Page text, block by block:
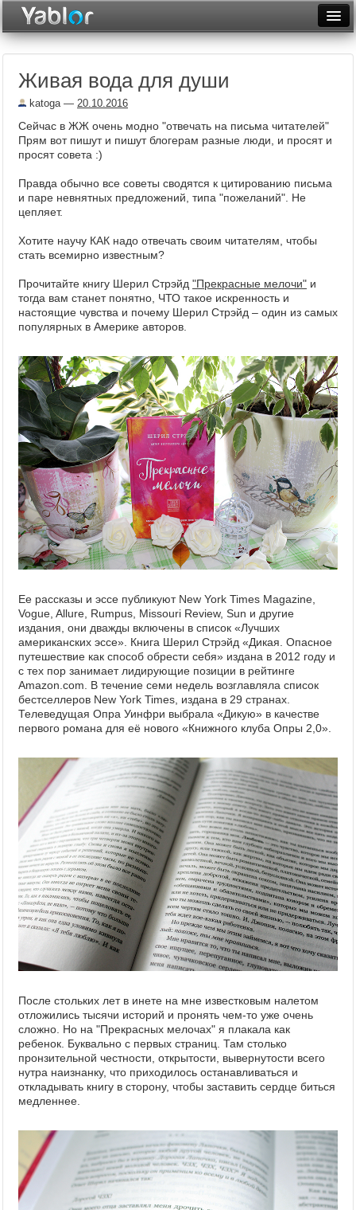
Неделя
Рейтинги
Фототоп
Видеотоп
Живая вода для души
katoga— 20.10.2016
Сейчас в ЖЖ очень модно "отвечать на письма читателей"
Прям вот пишут и пишут блогерам разные люди, и просят и
просят совета :)
Правда обычно все советы сводятся к цитированию письма
и паре невнятных предложений, типа "пожеланий". Не
цепляет.
Хотите научу КАК надо отвечать своим читателям, чтобы
стать всемирно известным?
Прочитайте книгу Шерил Стрэйд "Прекрасные мелочи" и
тогда вам станет понятно, ЧТО такое искренность и
настоящие чувства и почему Шерил Стрэйд – один из самых
популярных в Америке авторов.
Ее рассказы и эссе публикуют New York Times Magazine,
Vogue, Allure, Rumpus, Missouri Review, Sun и другие
издания, они дважды включены в список «Лучших
американских эссе». Книга Шерил Стрэйд «Дикая. Опасное
путешествие как способ обрести себя» издана в 2012 году и
с тех пор занимает лидирующие позиции в рейтинге
Amazon.com. В течение семи недель возглавляла список
бестселлеров New York Times, издана в 29 странах.
Телеведущая Опра Уинфри выбрала «Дикую» в качестве
первого романа для её нового «Книжного клуба Опры 2,0».
После стольких лет в инете на мне известковым налетом
отложились тысячи историй и пронять чем-то уже очень
сложно. Но на "Прекрасных мелочах" я плакала как
ребенок. Буквально с первых страниц. Там столько
пронзительной честности, открытости, вывернутости всего
нутра наизнанку, что приходилось останавливаться и
откладывать книгу в сторону, чтобы заставить сердце биться
медленнее.